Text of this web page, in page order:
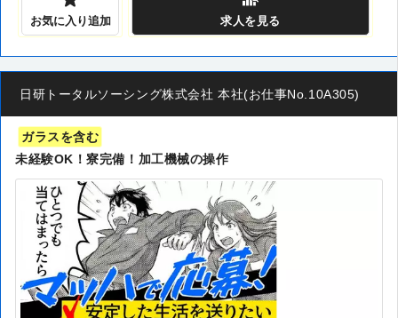
お気に入り追加 求人 を見る
日研トータルソーシング株式会社 本社(お仕事No.10A305)
ガラスを含む
未経験OK！寮完備！加工機械の操作